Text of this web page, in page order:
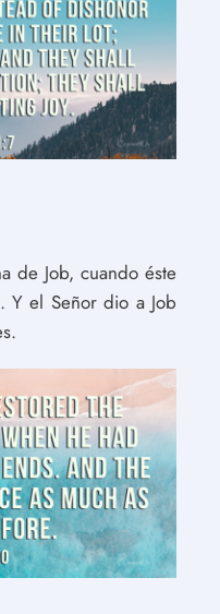
de Job, cuando éste
Y el Señor dio a Job